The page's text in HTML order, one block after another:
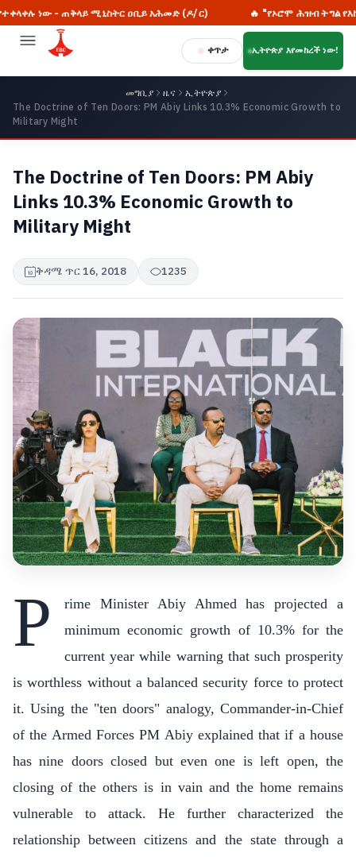
ጠቅላይ ሚኒስትር ዐቢይ አሕመድ (ዶ/ር) 🔥 "የኦሮሞ ሕዝብ ትግል የእኩልነት
ቀጥታ ኢትዮጵያ እየመከረች ነው!
መግቢያ ዜና
ኢትዮጵያ
The Doctrine of Ten Doors: PM Abiy Links 10.3% Economic Growth to
Military Might
The Doctrine of Ten Doors: PM Abiy
Links 10.3% Economic Growth to
Military Might
ቅዳሜ ጥር 16, 2018 1235
P
rime Minister Abiy Ahmed has projected a
minimum economic growth of 10.3% for the
current year while warning that such prosperity
is worthless without a balanced security force to protect
it. Using the "ten doors" analogy, Commander-in-Chief
of the Armed Forces PM Abiy explained that if a house
has nine doors closed but even one is left open, the
closing of the others is in vain and the home remains
vulnerable to attack. He further characterized the
relationship between citizens and the state through a